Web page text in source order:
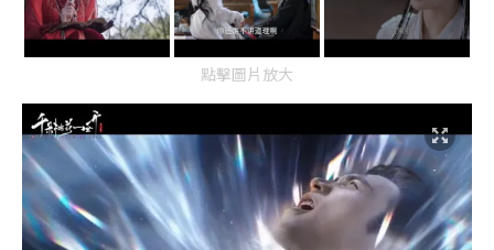
點擊圖片放大